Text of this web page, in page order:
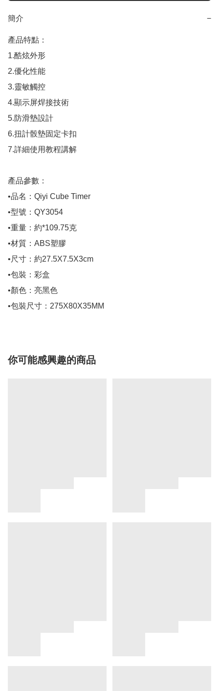
簡介 −
產品特點：
1.酷炫外形
2.優化性能
3.靈敏觸控
4.顯示屏焊接技術
5.防滑墊設計
6.扭計骰墊固定卡扣
7.詳細使用教程講解
產品參數：
•品名：Qiyi Cube Timer
•型號：QY3054
•重量：約*109.75克
•材質：ABS塑膠
•尺寸：約27.5X7.5X3cm
•包裝：彩盒
•顏色：亮黑色
•包裝尺寸：275X80X35MM
你可能感興趣的商品